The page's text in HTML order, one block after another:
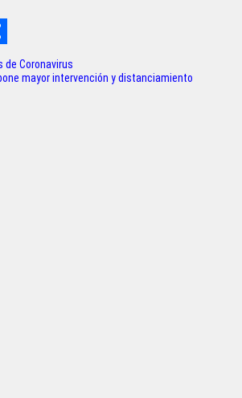
de Coronavirus
mayor intervención y distanciamiento